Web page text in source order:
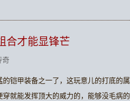
合才能显锋芒
奇
铠甲装备之一了，这玩意儿的打底的
就能发挥顶大的威力的，能够没毛病